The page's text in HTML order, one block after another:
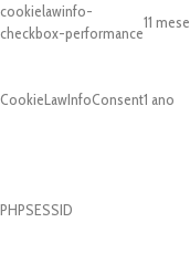
cookielawinfo-
checkbox-performance
11
CookieLawInfoConsent1 ano
PHPSESSID